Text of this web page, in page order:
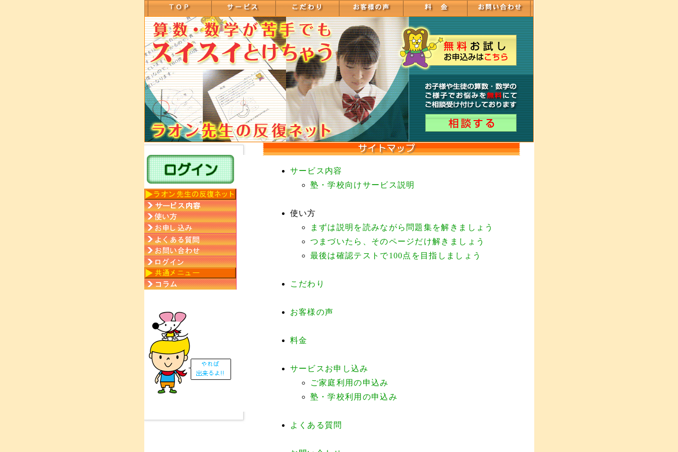
サービス内容
塾・学校向けサービス説明
使い方
まずは説明を読みながら問題集を解きましょう
つまづいたら、そのページだけ解きましょう
最後は確認テストで100点を目指しましょう
こだわり
お客様の声
料金
サービスお申し込み
ご家庭利用の申込み
塾・学校利用の申込み
よくある質問